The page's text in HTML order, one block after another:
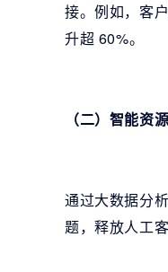
接。例如，客
升超 60%。
（二）智能资
通过大数据分
题，释放人工